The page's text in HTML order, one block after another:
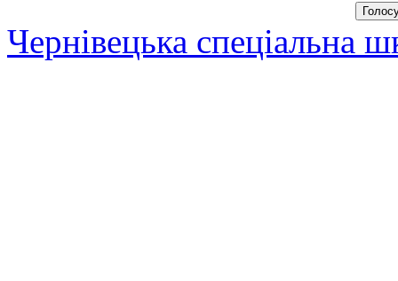
Чернівецька спеціальна